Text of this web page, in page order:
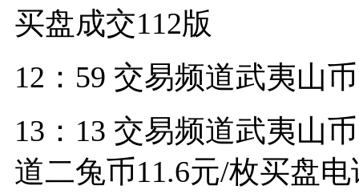
买盘成交112版
12：59 交易频道武夷山
13：13 交易频道武夷山
道二兔币11.6元/枚买盘